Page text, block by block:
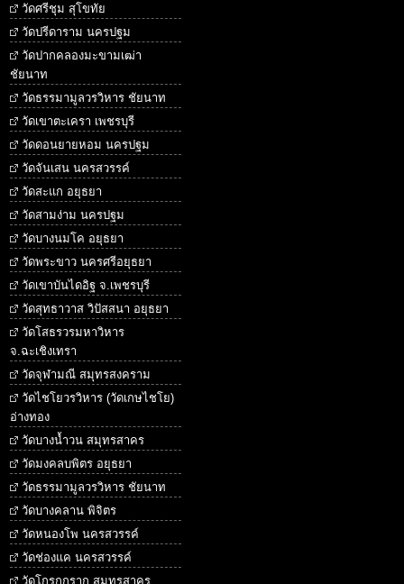
วัดศรีชุม สุโขทัย
วัดปรีดาราม นครปฐม
วัดปากคลองมะขามเฒ่า
ชัยนาท
วัดธรรมามูลวรวิหาร ชัยนาท
วัดเขาตะเครา เพชรบุรี
วัดดอนยายหอม นครปฐม
วัดจันเสน นครสวรรค์
วัดสะแก อยุธยา
วัดสามง่าม นครปฐม
วัดบางนมโค อยุธยา
วัดพระขาว นครศรีอยุธยา
วัดเขาบันไดอิฐ จ.เพชรบุรี
วัดสุทธาวาส วิปัสสนา อยุธยา
วัดโสธรวรมหาวิหาร
จ.ฉะเชิงเทรา
วัดจุฬามณี สมุทรสงคราม
วัดไชโยวรวิหาร (วัดเกษไชโย)
อ่างทอง
วัดบางน้ำวน สมุทรสาคร
วัดมงคลบพิตร อยุธยา
วัดธรรมามูลวรวิหาร ชัยนาท
วัดบางคลาน พิจิตร
วัดหนองโพ นครสวรรค์
วัดช่องแค นครสวรรค์
วัดโกรกกราก สมุทรสาคร